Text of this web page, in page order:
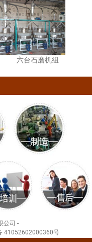
六台石磨机组
公司 -
41052602000360号